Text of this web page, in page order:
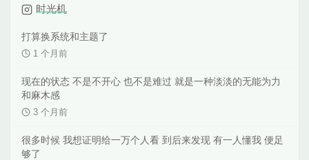
时光机
打算换系统和主题了
1 个月前
现在的状态 不是不开心 也不是难过 就是一种淡淡的无能为力
和麻木感
3 个月前
很多时候 我想证明给一万个人看 到后来发现 有一人懂我 便足
够了